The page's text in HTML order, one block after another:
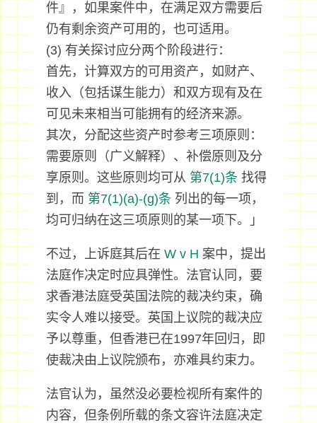
件』，如果案件中，在满足双方需要后
仍有剩余资产可用的，也可适用。
(3) 有关探讨应分两个阶段进行：
首先，计算双方的可用资产，如财产、
收入（包括谋生能力）和双方现有及在
可见未来相当可能拥有的经济来源。
其次，分配这些资产时参考三项原则：
需要原则（广义解释）、补偿原则及分
享原则。这些原则均可从 第7(1)条找得
到，而 第7(1)(a)-(g)条列出的每一项，
均可归纳在这三项原则的某一项下。」
不过，上诉庭其后在 W v H 案中，提出
法庭作决定时应具弹性。法官认同，要
求香港法庭受英国法院的裁决约束，确
实令人难以接受。英国上议院的裁决应
予以尊重，但香港已在1997年回归，即
使裁决由上议院颁布，亦难具约束力。
法官认为，虽然没必要检视所有案件的
内容，但条例所载的条文容许法庭决定